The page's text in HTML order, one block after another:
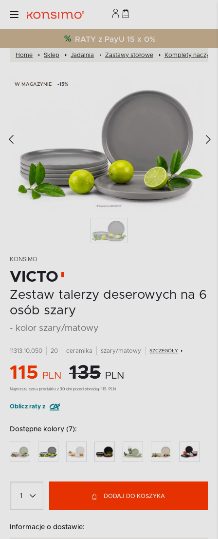
RATY z PayU 15 x 0%
Home Sklep Jadalnia Zastawy stołowe Komplety naczyń
W MAGAZYNIE -15%
KONSIMO
VICTO
Zestaw talerzy deserowych na 6
osób szary
- kolor szary/matowy
11313.10.050 20 ceramika szary/matowy SZCZEGÓŁY
115 PLN 135 PLN
Najnizsza cena produktu z 30 dni przed obniżką: 115 PLN
Oblicz raty z
Dostępne kolory (7):
DODAJ DO KOSZYKA
Informacje o dostawie: